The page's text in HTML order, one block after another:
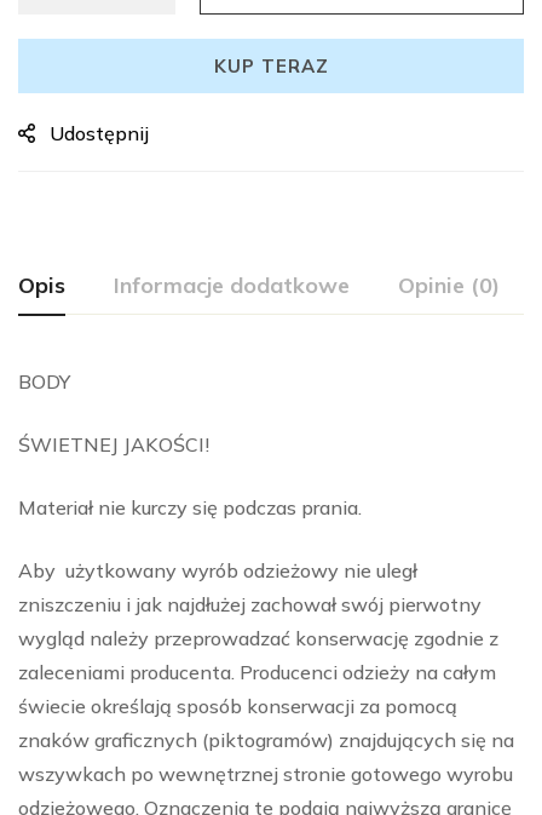
KUP TERAZ
Udostępnij
Opis Informacje dodatkowe Opinie (0)
BODY
ŚWIETNEJ JAKOŚCI!
Materiał nie kurczy się podczas prania.
Aby użytkowany wyrób odzieżowy nie uległ
zniszczeniu i jak najdłużej zachował swój pierwotny
wygląd należy przeprowadzać konserwację zgodnie z
zaleceniami producenta. Producenci odzieży na całym
świecie określają sposób konserwacji za pomocą
znaków graficznych (piktogramów) znajdujących się na
wszywkach po wewnętrznej stronie gotowego wyrobu
odzieżowego. Oznaczenia te podają najwyższą granicę